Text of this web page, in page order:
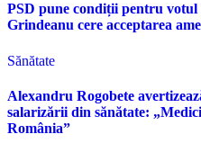
PSD pune condiții pentru
Grindeanu cere acceptarea
Sănătate
Alexandru Rogobete
salarizării din sănătate:
România”